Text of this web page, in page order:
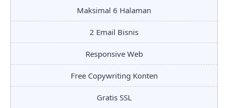
Maksimal 6 Halaman
2 Email Bisnis
Responsive Web
Free Copywriting Konten
Gratis SSL